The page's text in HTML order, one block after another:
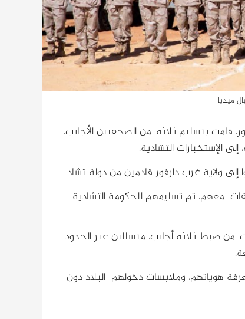
ميديا
قامت بتسليم ثلاثة، من الصحفيين الأجانب،
الإستخبارات التشادية.
إلى ولاية غرب دارفور قادمين من دولة تشاد.
معهم، تم تسليمهم للحكومة التشادية
من ضبط ثلاثة أجانب، متسللين عبر الحدود
هوياتهم، وملابسات دخولهم البلاد دون